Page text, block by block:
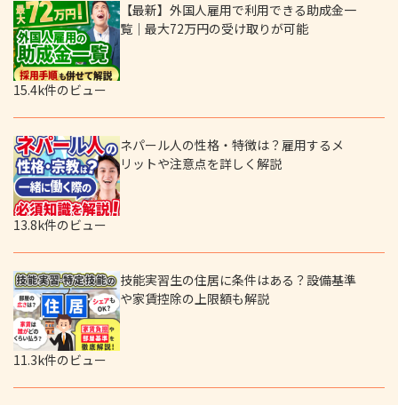
【最新】外国人雇用で利用できる助成金一
覧｜最大72万円の受け取りが可能
15.4k件のビュー
ネパール人の性格・特徴は？雇用するメ
リットや注意点を詳しく解説
13.8k件のビュー
技能実習生の住居に条件はある？設備基準
や家賃控除の上限額も解説
11.3k件のビュー